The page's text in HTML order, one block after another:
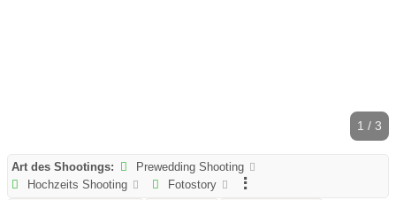
1 / 3
Art des Shootings:
Prewedding Shooting
Hochzeits Shooting
Fotostory